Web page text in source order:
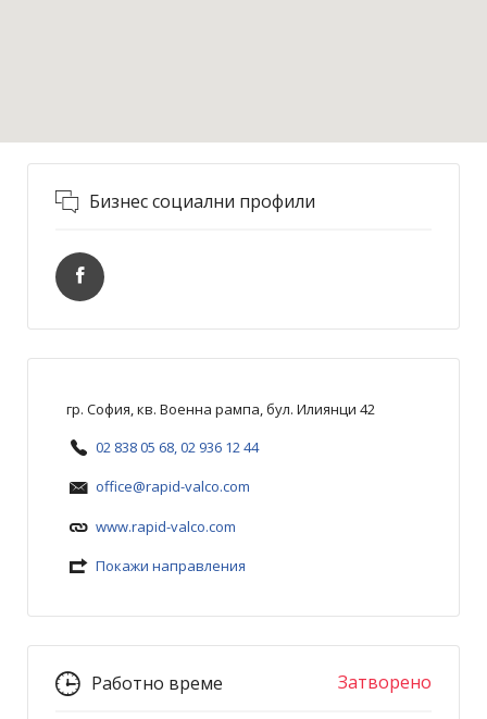
Бизнес социални профили
гр. София, кв. Военна рампа, бул. Илиянци 42
02 838 05 68, 02 936 12 44
office@rapid-valco.com
www.rapid-valco.com
Покажи направления
Работно време Затворено